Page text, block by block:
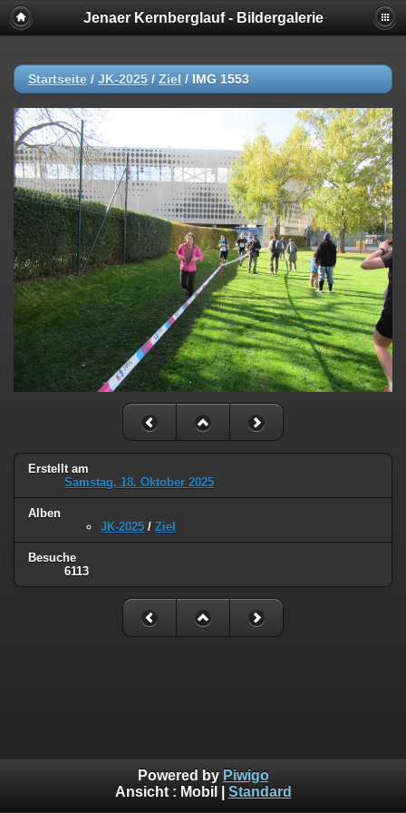
Jenaer Kernberglauf - Bildergalerie
Startseite / JK-2025 / Ziel / IMG 1553
Erstellt am
Samstag, 18. Oktober 2025
Alben
JK-2025 / Ziel
Besuche
6113
Powered by Piwigo
Ansicht : Mobil Standard